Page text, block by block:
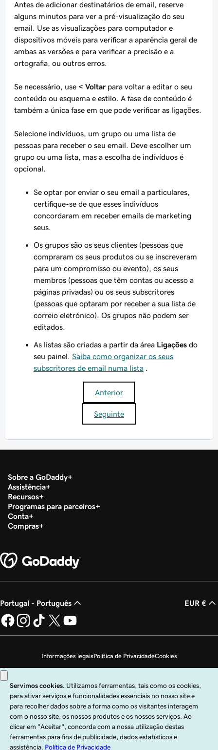
Antes de adicionar destinatários de email, reserve
alguns minutos para ver a pré-visualização do seu
email. Use as visualizações para computador e
dispositivos móveis para verificar a aparência geral de
ambas as versões e para verificar a precisão e a
ortografia, ou outros erros.
Se necessário, use < Voltar para voltar a editar o seu
conteúdo ou esquema e estilo. A fase de conteúdo é
também a única fase em que pode verificar as ligações.
Selecione indivíduos, um grupo ou uma lista de
pessoas para receber o seu email. Deve escolher um
grupo ou uma lista, mas a escolha de indivíduos é
opcional.
Se optar por enviar o seu email a particulares,
certifique-se de que esses indivíduos
concordaram em receber emails de marketing
seus.
Os grupos são os seus clientes (pessoas que
compraram os seus produtos ou se inscreveram
para um compromisso ou evento), os seus
membros (pessoas que têm contas ou acesso a
páginas privadas) ou os seus subscritores
(pessoas que optaram por receber a sua lista de
correio eletrónico). Os grupos não podem ser
editados.
As listas são criadas a partir da área Ligações do
seu painel. Saiba como organizar os seus
subscritores de email numa lista
Anterior
Seguinte
Sobre a GoDaddy
Assistência
Recursos
Programas para parceiros
Conta
Compras
Portugal - Português EUR €
Informações legaisPolítica de PrivacidadeCookies
Copyright © 1999 – 2026 GoDaddy Operating Company, LLC. Todos os direitos
reservados. A marca nominativa GoDaddy é uma marca comercial registada da
GoDaddy Operating Company, LLC nos EUA e noutros países. O logótipo "GO"
é uma marca comercial registada da GoDaddy.com, LLC nos EUA.
A utilização deste site está sujeita às condições de utilização expressas. Ao